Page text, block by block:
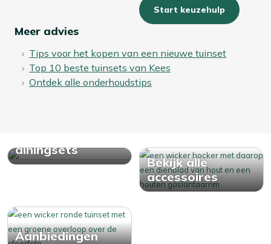
Start keuzehulp
Meer advies
Tips voor het kopen van een nieuwe tuinset
Top 10 beste tuinsets van Kees
Ontdek alle onderhoudstips
diningsets
Bekijk alle
accessoires
Aanbiedingen